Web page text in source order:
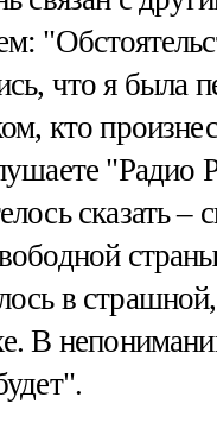
что я была
кто
"Радио
сказать –
в
В